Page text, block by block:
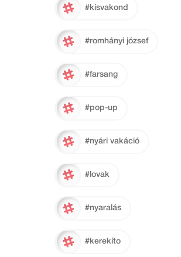
#kisvakond
#romhányi józsef
#farsang
#pop-up
#nyári vakáció
#lovak
#nyaralás
#kerekíto